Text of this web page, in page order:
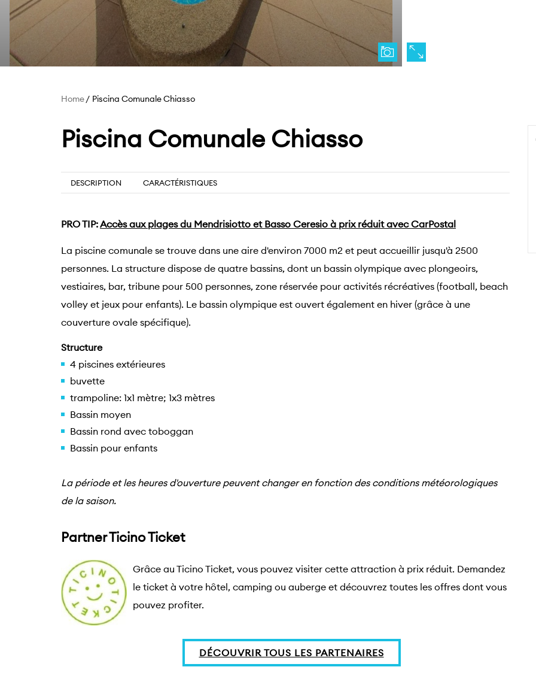
Home Piscina Comunale Chiasso
Piscina Comunale Chiasso
DESCRIPTION CARACTÉRISTIQUES
PRO TIP:Accès aux plages du Mendrisiotto et Basso Ceresio à prix réduit avec CarPostal
La piscine comunale se trouve dans une aire d'environ 7000 m2 et peut accueillir jusqu'à 2500
personnes. La structure dispose de quatre bassins, dont un bassin olympique avec plongeoirs,
vestiaires, bar, tribune pour 500 personnes, zone réservée pour activités récréatives (football, beach
volley et jeux pour enfants). Le bassin olympique est ouvert également en hiver (grâce à une
couverture ovale spécifique).
Structure
4 piscines extérieures
buvette
trampoline: 1x1 mètre; 1x3 mètres
Bassin moyen
Bassin rond avec toboggan
Bassin pour enfants
La période et les heures d'ouverture peuvent changer en fonction des conditions météorologiques
de la saison.
Partner Ticino Ticket
Grâce au Ticino Ticket, vous pouvez visiter cette attraction à prix réduit. Demandez
le ticket à votre hôtel, camping ou auberge et découvrez toutes les offres dont vous
pouvez profiter.
DÉCOUVRIR TOUS LES PARTENAIRES